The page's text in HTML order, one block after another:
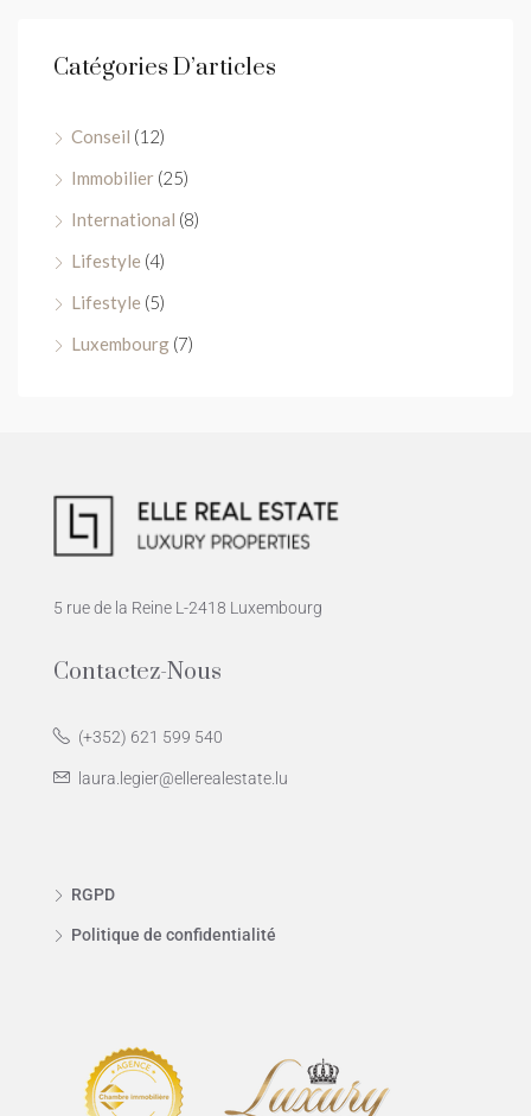
Catégories D’articles
Conseil (12)
Immobilier (25)
International (8)
Lifestyle (4)
Lifestyle (5)
Luxembourg (7)
5 rue de la Reine L-2418 Luxembourg
Contactez-Nous
(+352) 621 599 540
laura.legier@ellerealestate.lu
RGPD
Politique de confidentialité